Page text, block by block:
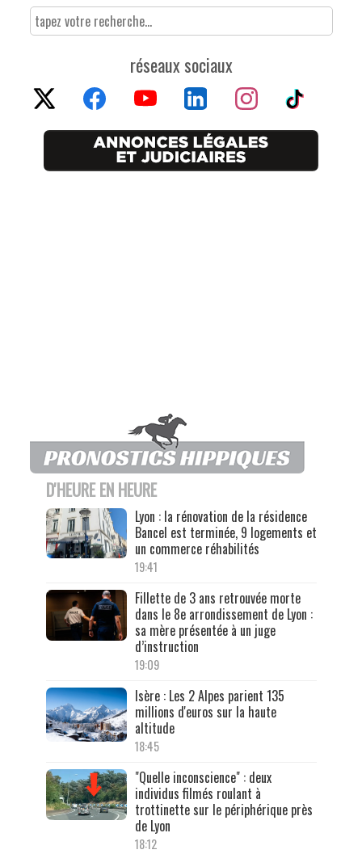
réseaux sociaux
D'HEURE EN HEURE
Lyon : la rénovation de la résidence
Bancel est terminée, 9 logements et
un commerce réhabilités
19:41
Fillette de 3 ans retrouvée morte
dans le 8e arrondissement de Lyon :
sa mère présentée à un juge
d’instruction
19:09
Isère : Les 2 Alpes parient 135
millions d'euros sur la haute
altitude
18:45
"Quelle inconscience" : deux
individus filmés roulant à
trottinette sur le périphérique près
de Lyon
18:12